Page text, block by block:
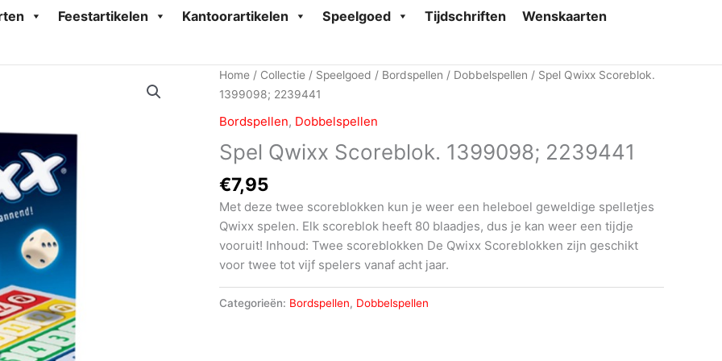
Feestartikelen Kantoorartikelen Speelgoed Tijdschriften
Wenskaarten
Home / Collectie / Speelgoed / Bordspellen / Dobbelspellen / Spel Qwixx Scoreblok.
1399098; 2239441
Bordspellen, Dobbelspellen
Spel Qwixx Scoreblok. 1399098; 2239441
€7,95
Met deze twee scoreblokken kun je weer een heleboel geweldige spelletjes
Qwixx spelen. Elk scoreblok heeft 80 blaadjes, dus je kan weer een tijdje
vooruit! Inhoud: Twee scoreblokken De Qwixx Scoreblokken zijn geschikt
voor twee tot vijf spelers vanaf acht jaar.
Categorieën: Bordspellen, Dobbelspellen